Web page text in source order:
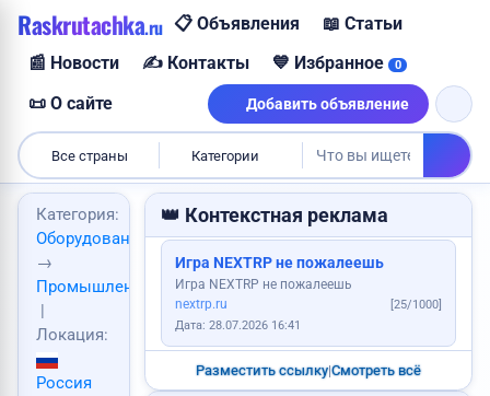
Ищу работу
Продам картошку
Найден паспорт
Услуги каменщика
Услуги юриста
Требуется повар
Пропала собака
Raskrutachka.ru 📋 Объявления
📖 Статьи
📰 Новости
✍️ Контакты 💙 Избранное 0
📜 О сайте Добавить объявление
Все страны Категории
Категория:
Оборудование
→
Промышленное
|
Локация:
Россия
👑 Контекстная реклама
Игра NEXTRP не пожалеешь
Игра NEXTRP не пожалеешь
nextrp.ru
[25/1000]
Дата: 28.07.2026 16:41
Разместить ссылку|Смотреть всё